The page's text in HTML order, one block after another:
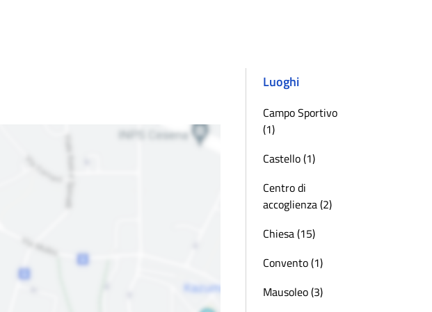
Luoghi
Campo Sportivo
(1)
Castello (1)
Centro di
accoglienza (2)
Chiesa (15)
Convento (1)
Mausoleo (3)